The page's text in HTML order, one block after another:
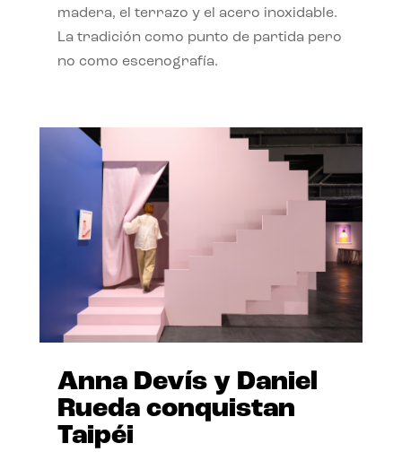
madera, el terrazo y el acero inoxidable.
La tradición como punto de partida pero
no como escenografía.
Anna Devís y Daniel
Rueda conquistan
Taipéi